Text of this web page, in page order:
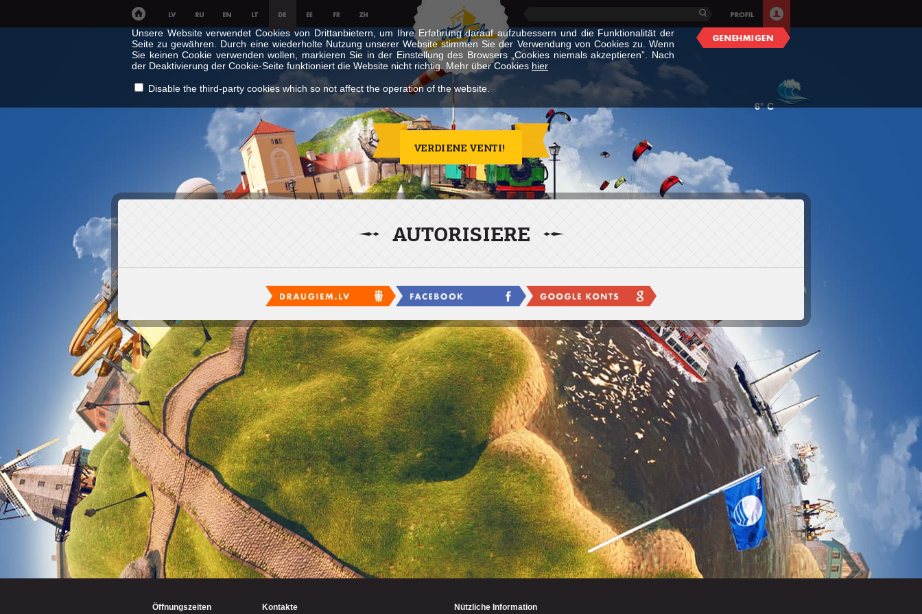
Unsere Website verwendet Cookies von Drittanbietern, um Ihre Erfahrung darauf aufzubessern und die Funktionalität der
Seite zu gewähren. Durch eine wiederholte Nutzung unserer Website stimmen Sie der Verwendung von Cookies zu. Wenn
Sie keinen Cookie verwenden wollen, markieren Sie in der Einstellung des Browsers „Cookies niemals akzeptieren”. Nach
der Deaktivierung der Cookie-Seite funktioniert die Website nicht richtig. Mehr über Cookies hier
Disable the third-party cookies which so not affect the operation of the website.
6° C
AUTORISIERE
Öffnungszeiten Kontakte Nützliche Information